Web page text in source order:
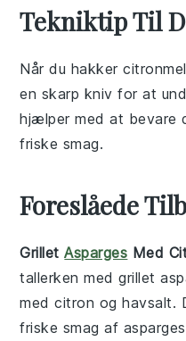
Tekniktip Til
Når du hakker
en skarp kniv for at
hjælper med at bevare
friske smag.
Foreslåede
GrilletAsparges Med
tallerken medgrillet
medcitron oghavsalt.
friske smag af asparges